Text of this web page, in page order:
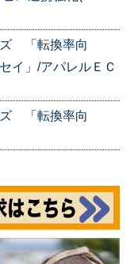
ズ 「転換率向
イ」/アパレルＥＣ
ズ 「転換率向